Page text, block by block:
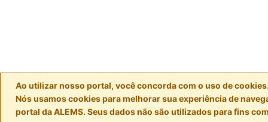
Ao utilizar nosso portal, você concorda com o uso de
Nós usamos cookies para melhorar sua experiência de
portal da ALEMS. Seus dados não são utilizados para fins